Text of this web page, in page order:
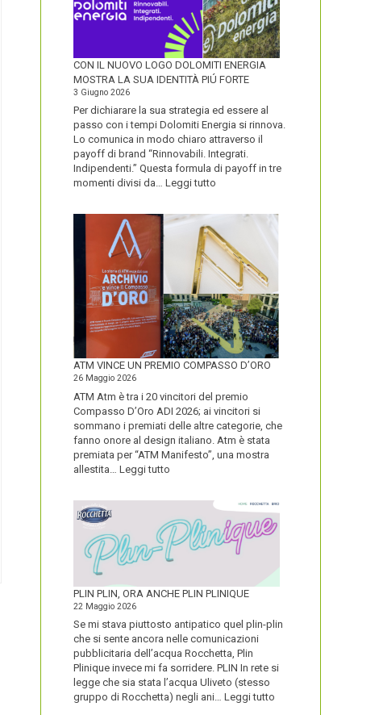
CON IL NUOVO LOGO DOLOMITI ENERGIA
MOSTRA LA SUA IDENTITÀ PIÚ FORTE
3 Giugno 2026
Per dichiarare la sua strategia ed essere al
passo con i tempi Dolomiti Energia si rinnova.
Lo comunica in modo chiaro attraverso il
payoff di brand “Rinnovabili. Integrati.
Indipendenti.” Questa formula di payoff in tre
momenti divisi da… Leggi tutto
LOGO
DOLOMITI
ENERGIA
MOSTRA
LA
SUA
IDENTITÀ
PIÚ
FORTE
ATM VINCE UN PREMIO COMPASSO D’ORO
26 Maggio 2026
ATM Atm è tra i 20 vincitori del premio
Compasso D’Oro ADI 2026; ai vincitori si
sommano i premiati delle altre categorie, che
fanno onore al design italiano. Atm è stata
premiata per “ATM Manifesto”, una mostra
allestita… Leggi tutto
PREMIO
COMPASSO
D’ORO
PLIN PLIN, ORA ANCHE PLIN PLINIQUE
22 Maggio 2026
Se mi stava piuttosto antipatico quel plin-plin
che si sente ancora nelle comunicazioni
pubblicitaria dell’acqua Rocchetta, Plin
Plinique invece mi fa sorridere. PLIN In rete si
legge che sia stata l’acqua Uliveto (stesso
gruppo di Rocchetta) negli ani… Leggi tutto